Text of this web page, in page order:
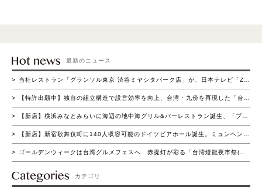
最新のニュース
当社レストラン「グランソル東京 渋谷ミヤシタパーク店」が、日本テレビ「ZIP！の買いドキッ!?コーナー」にて紹介されました
【特許出願中】独自の組立構造で設営効率を向上、台湾・九份を再現した「台湾ヒュッテ」登場～短時間組立と高い集客演出を両立～
【新店】横浜みなとみらいに海辺の地中海グリル&バーレストラン誕生、「ブラウアターフェル横浜」4月22日（水）グランドオープン
【新店】新宿歌舞伎町に140人収容可能のドイツビアホール誕生。ミュンヘン名門ビアホールを再現した「ホフブロイ トウキョウ 新宿店」4月15日（水）グランドオープン
ゴールデンウィークは台湾グルメフェスへ 赤提灯が彩る「台湾燈龍夜市祭(たいわん とうろう よいち まつり)」流山おおたかの森で初開催 4/16(木)～5/11(月)の26日間実施
カテゴリ